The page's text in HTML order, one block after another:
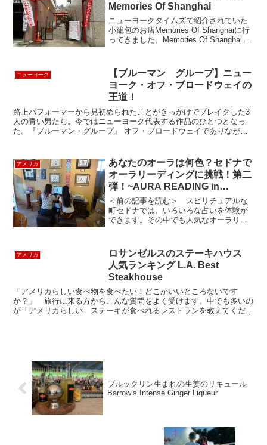
Memories Of Shanghai
ニューヨークタイムズで紹介されていた
小籠包のお店Memories Of Shanghaiに行
ってきました。Memories Of Shanghai
...
ニューヨーク
【ブルーマン グループ】ニュー
ヨーク・オフ・ブロードウェイの
王道！
路上パフォーマーから見初められたことがきっかけでブレイクした3
人の青い男たち。今ではニューヨーク代表する作品のひとつとなっ
た。『ブルーマン・グループ』 オフ・ブロードウェイでありながら
アメリカ
あなたのオーラは何色？セドナで
オーラリーディングに挑戦！第二
弾！~AURA READING in
Sedona 2~
＜前の記事を読む＞ スピリチュアルな
町セドナでは、いろいろな占いを体験が
できます。その中でも人気なオーラリー
りとても便利な「Sedona Story」に行っ
てきました。...
アメリカ
ロサンゼルスのステーキハウス
人気ランキング L.A. Best
Steakhouse
「アメリカらしい食べ物を食べたい！どこかいいところないです
か？」 旅行に来る方からこんな質問をよく受けます。中でも多いの
が「アメリカらしい ステーキが食べれるレストランを教えてくださ
ブルックリン生まれの生姜のリキュール
Barrow’s Intense Ginger Liqueur